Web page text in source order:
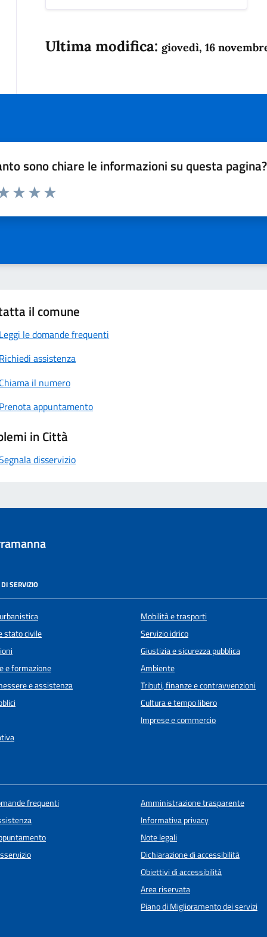
Ultima modifica: giovedì, 16
sono chiare le informazioni su questa pagina?
1 a 5 stelle la pagina
il comune
Leggi le domande frequenti
Richiedi assistenza
Chiama il numero
Prenota appuntamento
in Città
disservizio
SERVIZIO
stato civile
e formazione
e assistenza
Mobilità e trasporti
Servizio idrico
Giustizia e sicurezza pubblica
Ambiente
Tributi, finanze e contravvenzioni
Cultura e tempo libero
Imprese e commercio
frequenti
Amministrazione trasparente
Informativa privacy
Note legali
Dichiarazione di accessibilità
Obiettivi di accessibilità
Area riservata
Piano di Miglioramento dei servizi